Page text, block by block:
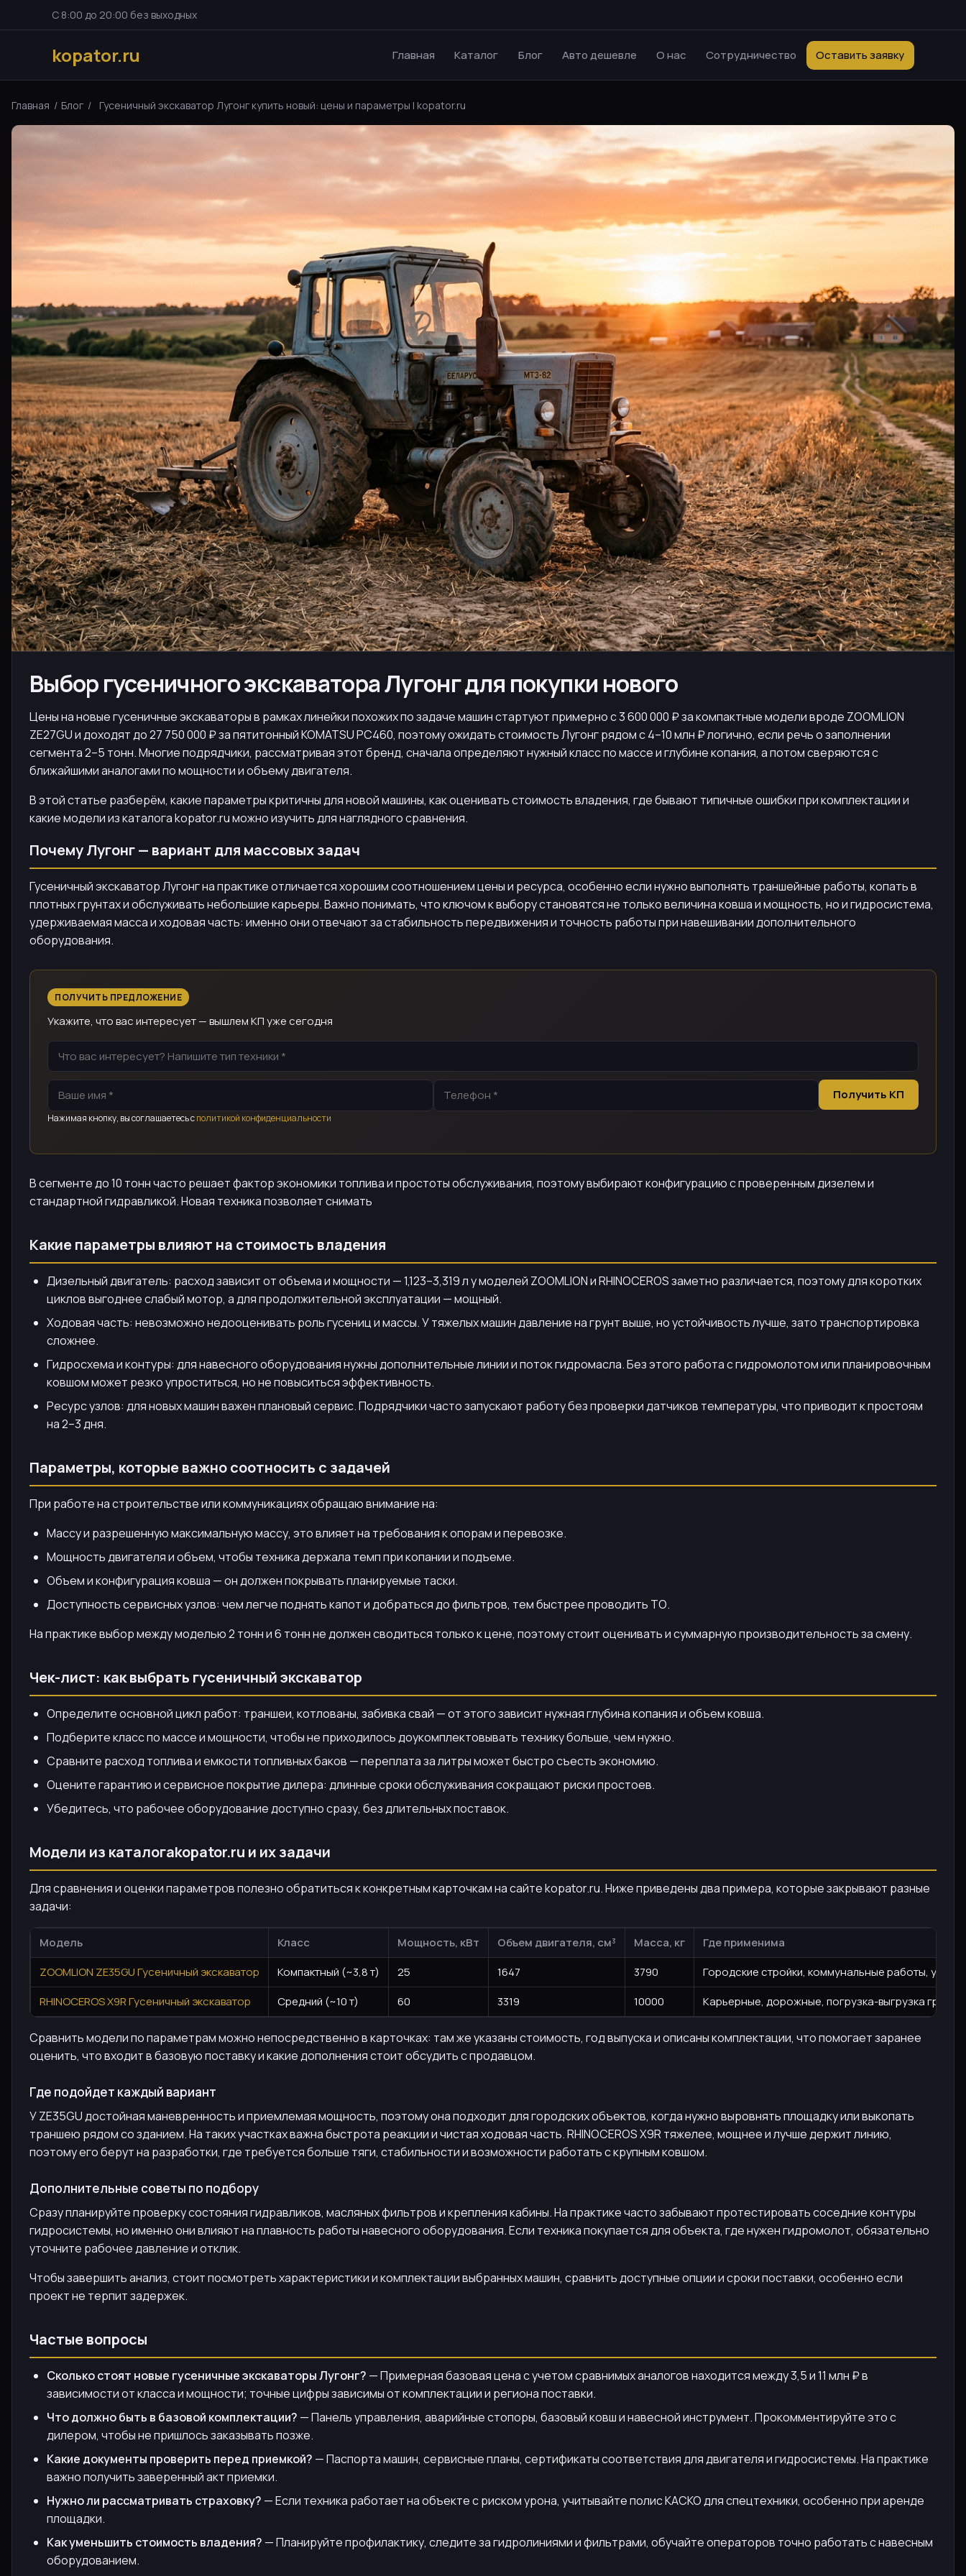
С 8:00 до 20:00 без выходных
kopator.ru Главная Каталог Блог Авто дешевле О нас Сотрудничество Оставить заявку
Главная / Блог / Гусеничный экскаватор Лугонг купить новый: цены и параметры | kopator.ru
Выбор гусеничного экскаватора Лугонг для покупки нового
Цены на новые гусеничные экскаваторы в рамках линейки похожих по задаче машин стартуют примерно с 3 600 000 ₽ за компактные модели вроде ZOOMLION
ZE27GU и доходят до 27 750 000 ₽ за пятитонный KOMATSU PC460, поэтому ожидать стоимость Лугонг рядом с 4–10 млн ₽ логично, если речь о заполнении
сегмента 2–5 тонн. Многие подрядчики, рассматривая этот бренд, сначала определяют нужный класс по массе и глубине копания, а потом сверяются с
ближайшими аналогами по мощности и объему двигателя.
В этой статье разберём, какие параметры критичны для новой машины, как оценивать стоимость владения, где бывают типичные ошибки при комплектации и
какие модели из каталога kopator.ru можно изучить для наглядного сравнения.
Почему Лугонг — вариант для массовых задач
Гусеничный экскаватор Лугонг на практике отличается хорошим соотношением цены и ресурса, особенно если нужно выполнять траншейные работы, копать в
плотных грунтах и обслуживать небольшие карьеры. Важно понимать, что ключом к выбору становятся не только величина ковша и мощность, но и гидросистема,
удерживаемая масса и ходовая часть: именно они отвечают за стабильность передвижения и точность работы при навешивании дополнительного
оборудования.
ПОЛУЧИТЬ ПРЕДЛОЖЕНИЕ
Укажите, что вас интересует — вышлем КП уже сегодня
Получить КП
Нажимая кнопку, вы соглашаетесь сполитикой конфиденциальности
В сегменте до 10 тонн часто решает фактор экономики топлива и простоты обслуживания, поэтому выбирают конфигурацию с проверенным дизелем и
стандартной гидравликой. Новая техника позволяет снимать
Какие параметры влияют на стоимость владения
Дизельный двигатель: расход зависит от объема и мощности — 1,123–3,319 л у моделей ZOOMLION и RHINOCEROS заметно различается, поэтому для коротких
циклов выгоднее слабый мотор, а для продолжительной эксплуатации — мощный.
Ходовая часть: невозможно недооценивать роль гусениц и массы. У тяжелых машин давление на грунт выше, но устойчивость лучше, зато транспортировка
сложнее.
Гидросхема и контуры: для навесного оборудования нужны дополнительные линии и поток гидромасла. Без этого работа с гидромолотом или планировочным
ковшом может резко упроститься, но не повыситься эффективность.
Ресурс узлов: для новых машин важен плановый сервис. Подрядчики часто запускают работу без проверки датчиков температуры, что приводит к простоям
на 2–3 дня.
Параметры, которые важно соотносить с задачей
При работе на строительстве или коммуникациях обращаю внимание на:
Массу и разрешенную максимальную массу, это влияет на требования к опорам и перевозке.
Мощность двигателя и объем, чтобы техника держала темп при копании и подъеме.
Объем и конфигурация ковша — он должен покрывать планируемые таски.
Доступность сервисных узлов: чем легче поднять капот и добраться до фильтров, тем быстрее проводить ТО.
На практике выбор между моделью 2 тонн и 6 тонн не должен сводиться только к цене, поэтому стоит оценивать и суммарную производительность за смену.
Чек-лист: как выбрать гусеничный экскаватор
Определите основной цикл работ: траншеи, котлованы, забивка свай — от этого зависит нужная глубина копания и объем ковша.
Подберите класс по массе и мощности, чтобы не приходилось доукомплектовывать технику больше, чем нужно.
Сравните расход топлива и емкости топливных баков — переплата за литры может быстро съесть экономию.
Оцените гарантию и сервисное покрытие дилера: длинные сроки обслуживания сокращают риски простоев.
Убедитесь, что рабочее оборудование доступно сразу, без длительных поставок.
Модели из каталогаkopator.ru и их задачи
Для сравнения и оценки параметров полезно обратиться к конкретным карточкам на сайте kopator.ru. Ниже приведены два примера, которые закрывают разные
задачи:
Модель Класс Мощность, кВт Объем двигателя, см³ Масса, кг
Где применима
ZOOMLION ZE35GU Гусеничный экскаватор
Компактный (~3,8 т) 25 1647 3790
Городские стройки, коммунальные работы,
RHINOCEROS X9R Гусеничный экскаватор
Средний (~10 т) 60 3319 10000 Карьерные, дорожные, погрузка-выгрузка грузов
Сравнить модели по параметрам можно непосредственно в карточках: там же указаны стоимость, год выпуска и описаны комплектации, что помогает заранее
оценить, что входит в базовую поставку и какие дополнения стоит обсудить с продавцом.
Где подойдет каждый вариант
У ZE35GU достойная маневренность и приемлемая мощность, поэтому она подходит для городских объектов, когда нужно выровнять площадку или выкопать
траншею рядом со зданием. На таких участках важна быстрота реакции и чистая ходовая часть. RHINOCEROS X9R тяжелее, мощнее и лучше держит линию,
поэтому его берут на разработки, где требуется больше тяги, стабильности и возможности работать с крупным ковшом.
Дополнительные советы по подбору
Сразу планируйте проверку состояния гидравликов, масляных фильтров и крепления кабины. На практике часто забывают протестировать соседние контуры
гидросистемы, но именно они влияют на плавность работы навесного оборудования. Если техника покупается для объекта, где нужен гидромолот, обязательно
уточните рабочее давление и отклик.
Чтобы завершить анализ, стоит посмотреть характеристики и комплектации выбранных машин, сравнить доступные опции и сроки поставки, особенно если
проект не терпит задержек.
Частые вопросы
Сколько стоят новые гусеничные экскаваторы Лугонг? — Примерная базовая цена с учетом сравнимых аналогов находится между 3,5 и 11 млн ₽ в
зависимости от класса и мощности; точные цифры зависимы от комплектации и региона поставки.
Что должно быть в базовой комплектации? — Панель управления, аварийные стопоры, базовый ковш и навесной инструмент. Прокомментируйте это с
дилером, чтобы не пришлось заказывать позже.
Какие документы проверить перед приемкой? — Паспорта машин, сервисные планы, сертификаты соответствия для двигателя и гидросистемы. На практике
важно получить заверенный акт приемки.
Нужно ли рассматривать страховку? — Если техника работает на объекте с риском урона, учитывайте полис КАСКО для спецтехники, особенно при аренде
площадки.
Как уменьшить стоимость владения? — Планируйте профилактику, следите за гидролиниями и фильтрами, обучайте операторов точно работать с навесным
оборудованием.